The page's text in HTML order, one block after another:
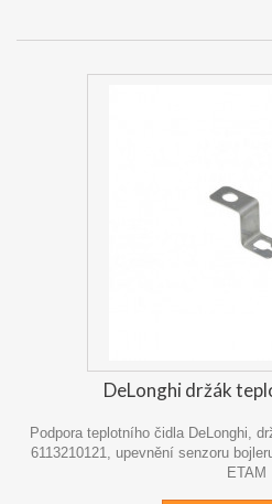
DeLonghi držák
Podpora teplotního čidla DeLonghi,
6113210121, upevnění senzoru
ETAM